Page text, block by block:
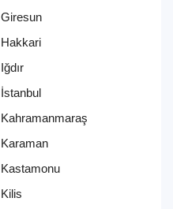
Giresun
Hakkari
Iğdır
İstanbul
Kahramanmaraş
Karaman
Kastamonu
Kilis